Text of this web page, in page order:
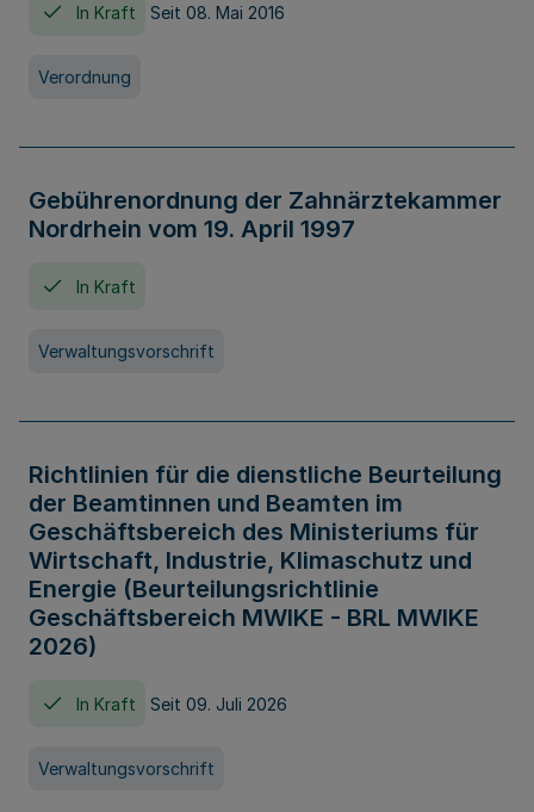
In Kraft Seit 08. Mai 2016
Verordnung
Gebührenordnung der Zahnärztekammer
Nordrhein vom 19. April 1997
In Kraft
Verwaltungsvorschrift
Richtlinien für die dienstliche Beurteilung
der Beamtinnen und Beamten im
Geschäftsbereich des Ministeriums für
Wirtschaft, Industrie, Klimaschutz und
Energie (Beurteilungsrichtlinie
Geschäftsbereich MWIKE - BRL MWIKE
2026)
In Kraft Seit 09. Juli 2026
Verwaltungsvorschrift